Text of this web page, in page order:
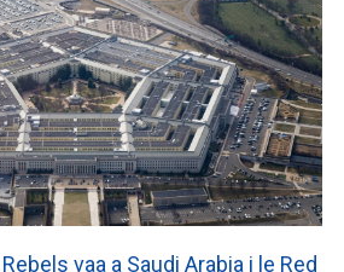
vaa a Saudi Arabia i le Red